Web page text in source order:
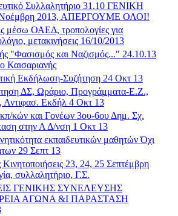
Συλλαλητήριο 31.10 ΓΕΝΙΚΗ
Νοέμβρη 2013, ΑΠΕΡΓΟΥΜΕ ΟΛΟΙ!
μέσω ΟΑΕΔ, τροπολογίες για
μετακινήσεις 16/10/2013
"Φασισμός και Ναζισμός..." 24.10.13
Καισαριανής
Εκδήλωση-Συζήτηση 24 Οκτ 13
ΔΣ, Ωράριο, Προγράμματα-Ε.Ζ.,
Αντιφασ. Εκδήλ 4 Οκτ 13
κών και Γονέων 3ου-6ου Δημ. Σχ.
στην Α Δ/νση 1 Οκτ 13
εκπαιδευτικών μαθητών Όχι
29 Σεπτ 13
23, 24, 25 Σεπτέμβρη
συλλαλητήριο, Γ.Σ.
ΓΕΝΙΚΗΣ ΣΥΝΕΛΕΥΣΗΣ
ΑΓΩΝΑ &Ι ΠΑΡΑΣΤΑΣΗ